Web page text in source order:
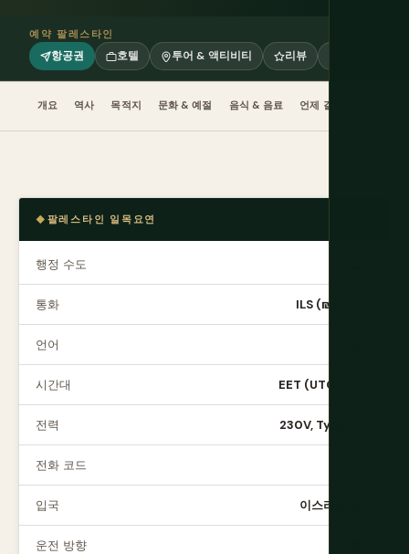
예약 팔레스타인
항공권 호텔 투어 & 액티비티 리뷰
개요 역사 목적지 문화 & 예절 음식 & 음료 언제 갈까
팔레스타인 일목요연
행정 수도
통화 ILS (₪) / JOD
언어
시간대 EET (UTC+2/+3)
전력 230V, Type C/H
전화 코드
입국 이스라엘 경유
운전 방향